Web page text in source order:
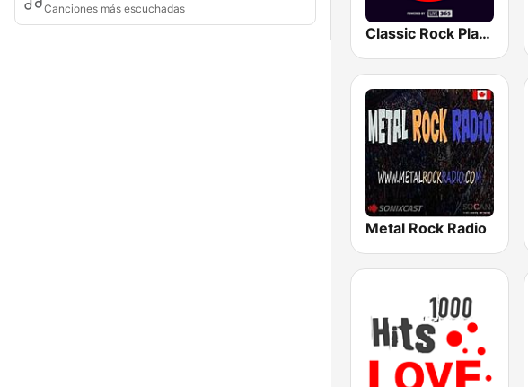
Canciones más escuchadas
Classic Rock Planet
Metal Rock Radio